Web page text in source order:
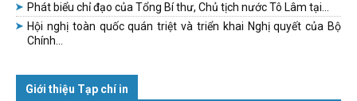
Phát biểu chỉ đạo của Tổng Bí thư, Chủ tịch nước Tô Lâm tại...
Hội nghị toàn quốc quán triệt và triển khai Nghị quyết của Bộ
Chính...
Giới thiệu Tạp chí in